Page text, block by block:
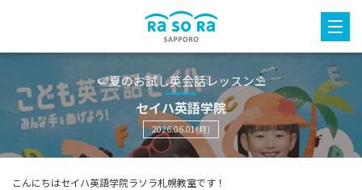
🍉夏のお試し英会話レッスン⛱️
セイハ英語学院
2026.06.01(月)
こんにちはセイハ英語学院ラソラ札幌教室です！